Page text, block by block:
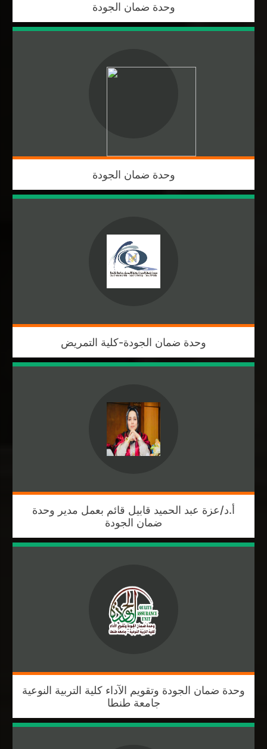
وحدة ضمان الجودة
وحدة ضمان الجودة
وحدة ضمان الجودة-كلية التمريض
أ.د/عزة عبد الحميد قابيل قائم بعمل مدير وحدة
ضمان الجودة
وحدة ضمان الجودة وتقويم الآداء كلية التربية النوعية
جامعة طنطا